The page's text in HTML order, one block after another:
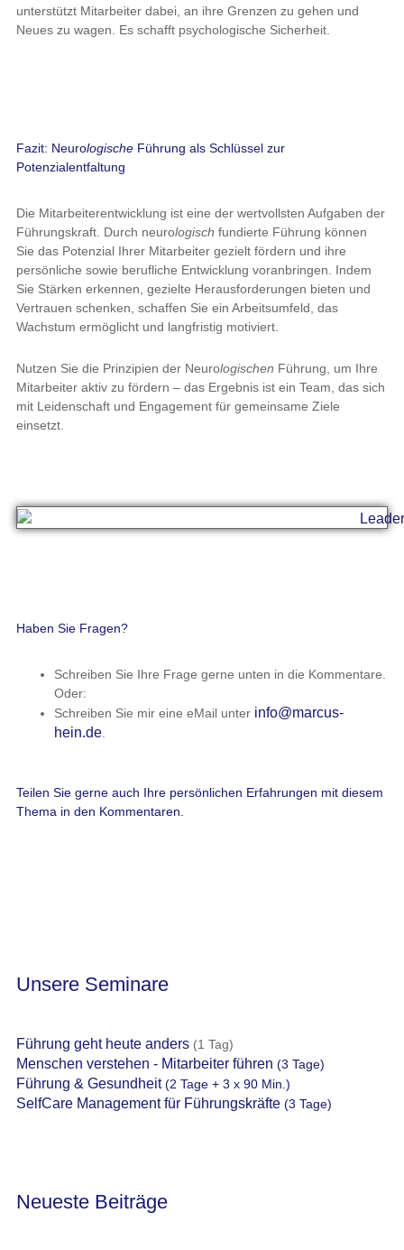
unterstützt Mitarbeiter dabei, an ihre Grenzen zu gehen und
Neues zu wagen. Es schafft psychologische Sicherheit.
Fazit: NeurologischeFührung als Schlüssel zur
Potenzialentfaltung
Die Mitarbeiterentwicklung ist eine der wertvollsten Aufgaben der
Führungskraft. Durch neurologisch fundierte Führung können
Sie das Potenzial Ihrer Mitarbeiter gezielt fördern und ihre
persönliche sowie berufliche Entwicklung voranbringen. Indem
Sie Stärken erkennen, gezielte Herausforderungen bieten und
Vertrauen schenken, schaffen Sie ein Arbeitsumfeld, das
Wachstum ermöglicht und langfristig motiviert.
Nutzen Sie die Prinzipien der Neurologischen Führung, um Ihre
Mitarbeiter aktiv zu fördern – das Ergebnis ist ein Team, das sich
mit Leidenschaft und Engagement für gemeinsame Ziele
einsetzt.
Haben Sie Fragen?
Schreiben Sie Ihre Frage gerne unten in die Kommentare.
Oder:
Schreiben Sie mir eine eMail unter info@marcus-
hein.de.
Teilen Sie gerne auch Ihre persönlichen Erfahrungen mit diesem
Thema in den Kommentaren.
Unsere Seminare
Führung geht heute anders(1 Tag)
Menschen verstehen - Mitarbeiter führen (3 Tage)
Führung & Gesundheit(2 Tage + 3 x 90 Min.)
SelfCare Management für Führungskräfte(3 Tage)
Neueste Beiträge